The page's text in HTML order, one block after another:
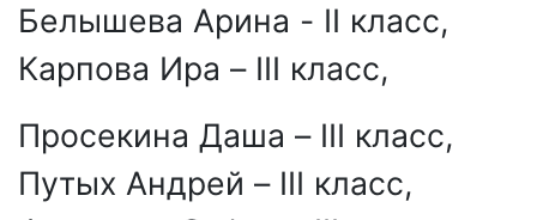
Белышева Арина - II класс,
Карпова Ира – III класс,
Просекина Даша – III класс,
Путых Андрей – III класс,